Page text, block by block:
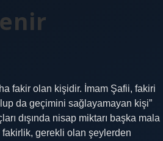
fakir olan kişidir. İmam Şafii, fakiri
da geçimini sağlayamayan kişi”
dışında nisap miktarı başka mala
gerekli olan şeylerden